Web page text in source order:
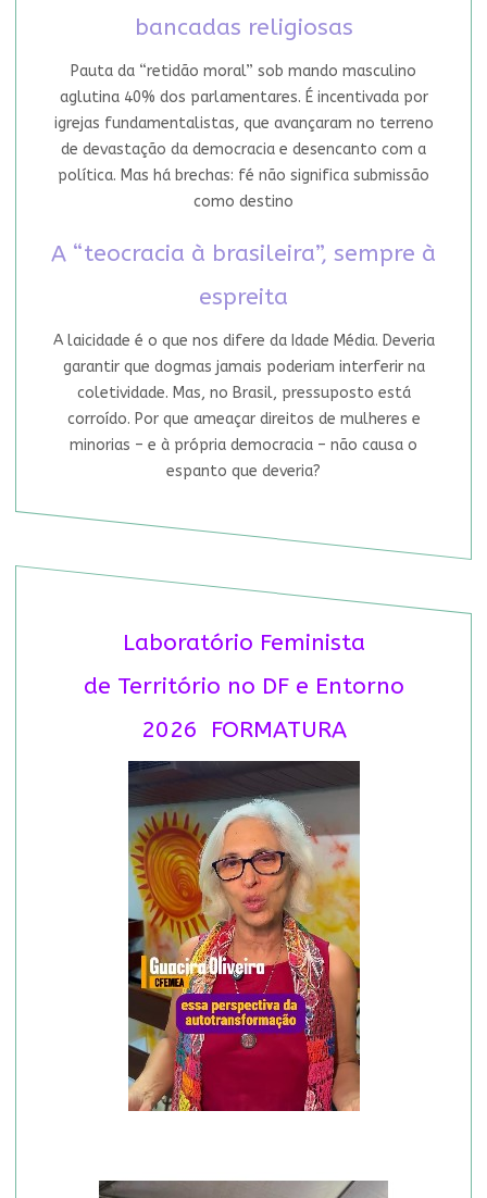
bancadas religiosas
Pauta da “retidão moral” sob mando masculino
aglutina 40% dos parlamentares. É incentivada por
igrejas fundamentalistas, que avançaram no terreno
de devastação da democracia e desencanto com a
política. Mas há brechas: fé não significa submissão
como destino
A “teocracia à brasileira”, sempre à
espreita
A laicidade é o que nos difere da Idade Média. Deveria
garantir que dogmas jamais poderiam interferir na
coletividade. Mas, no Brasil, pressuposto está
corroído. Por que ameaçar direitos de mulheres e
minorias – e à própria democracia – não causa o
espanto que deveria?
Laboratório Feminista
de Território no DF e Entorno
2026 FORMATURA